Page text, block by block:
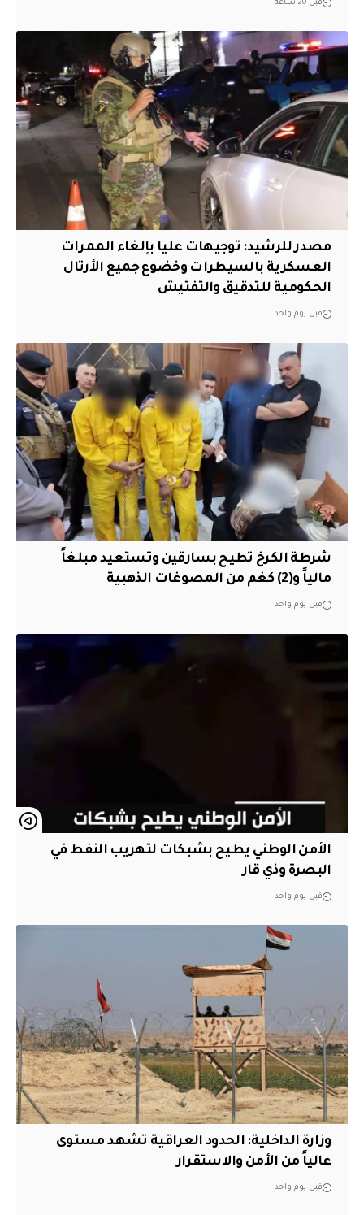
قبل 20 ساعة
مصدر للرشيد: توجيهات عليا بإلغاء الممرات
العسكرية بالسيطرات وخضوع جميع الأرتال
الحكومية للتدقيق والتفتيش
قبل يوم واحد
شرطة الكرخ تطيح بسارقين وتستعيد مبلغاً
مالياً و(2) كغم من المصوغات الذهبية
قبل يوم واحد
الأمن الوطني يطيح بشبكات لتهريب النفط في
البصرة وذي قار
قبل يوم واحد
وزارة الداخلية: الحدود العراقية تشهد مستوى
عالياً من الأمن والاستقرار
قبل يوم واحد